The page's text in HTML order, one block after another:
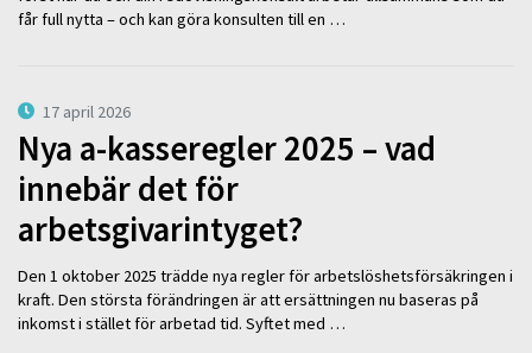
får full nytta – och kan göra konsulten till en …
17 april 2026
Nya a-kasseregler 2025 – vad
innebär det för
arbetsgivarintyget?
Den 1 oktober 2025 trädde nya regler för arbetslöshetsförsäkringen i
kraft. Den största förändringen är att ersättningen nu baseras på
inkomst i stället för arbetad tid. Syftet med …